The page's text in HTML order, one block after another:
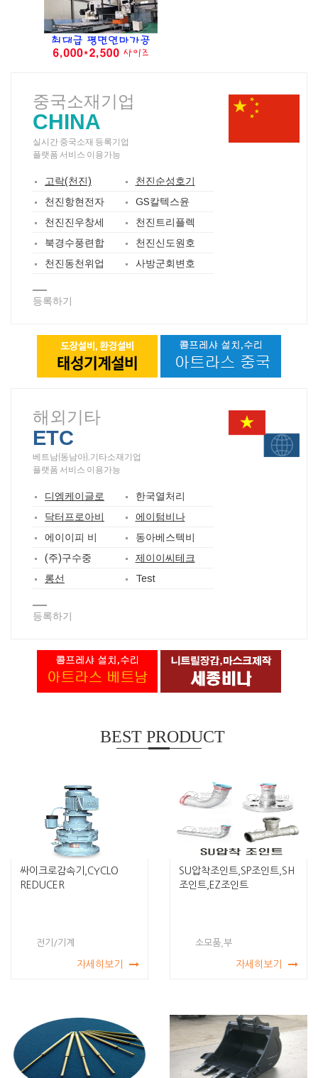
중국소재기업
CHINA
실시간 중국소재 등록기업
플랫폼 서비스 이용가능
고락(천진)
천진순성호기
천진항현전자
GS칼텍스윤
천진진우창세
천진트리플렉
북경수풍련합
천진신도원호
천진동천위업
사방군회변호
등록하기
해외기타
ETC
베트남(동남아),기타소재기업
플랫폼 서비스 이용가능
디엠케이글로
한국열처리
닥터프로아비
에이텀비나
에이이피 비
동아베스텍비
(주)구수중
제이이씨테크
롱선
Test
등록하기
BEST PRODUCT
싸이크로감속기,CYCLO
REDUCER
전기/기계
자세히보기
SU압착조인트,SP조인트,SH
조인트,EZ조인트
소모품,부
자세히보기